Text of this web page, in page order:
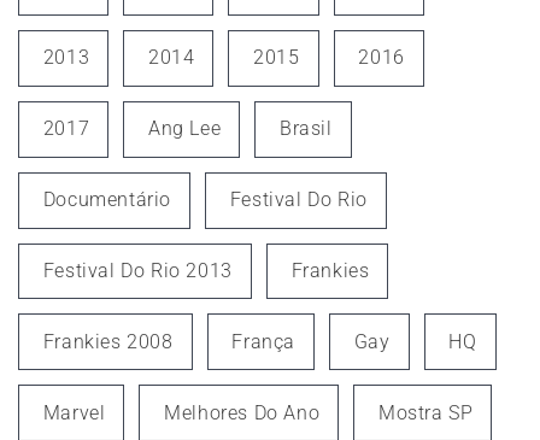
2013 2014 2015 2016
2017 Ang Lee Brasil
Documentário Festival Do Rio
Festival Do Rio 2013 Frankies
Frankies 2008 França Gay HQ
Marvel Melhores Do Ano Mostra SP